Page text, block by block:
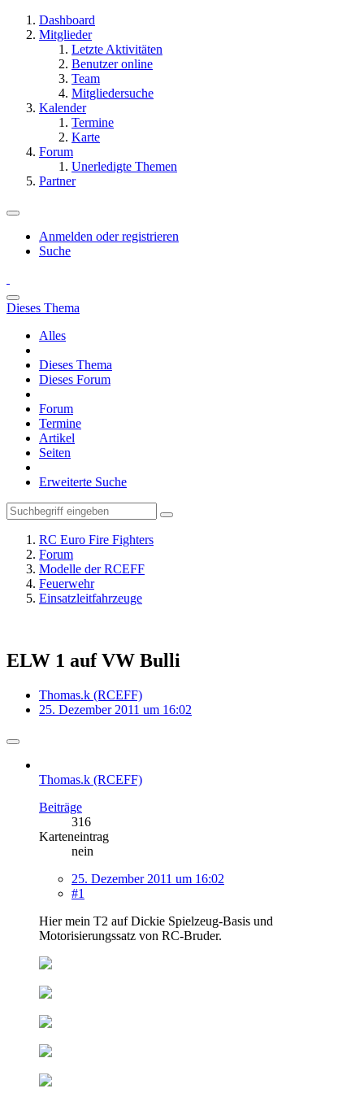
Dashboard
Mitglieder
Letzte Aktivitäten
Benutzer online
Team
Mitgliedersuche
Kalender
Termine
Karte
Forum
Unerledigte Themen
Partner
Anmelden oder registrieren
Suche
Dieses Thema
Alles
Dieses Thema
Dieses Forum
Forum
Termine
Artikel
Seiten
Erweiterte Suche
RC Euro Fire Fighters
Forum
Modelle der RCEFF
Feuerwehr
Einsatzleitfahrzeuge
ELW 1 auf VW Bulli
Thomas.k (RCEFF)
25. Dezember 2011 um 16:02
Thomas.k (RCEFF)
Beiträge
316
Karteneintrag
nein
25. Dezember 2011 um 16:02
#1
Hier mein T2 auf Dickie Spielzeug-Basis und
Motorisierungssatz von RC-Bruder.